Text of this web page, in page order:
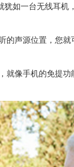
如一台无线耳机
声源位置，您就
像手机的免提功